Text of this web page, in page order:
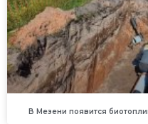
В Мезени появится